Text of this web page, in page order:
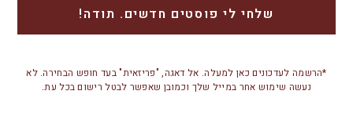
*הרשמה לעדכונים כאן למעלה. אל דאגה, "פריזאית" בעד חופש הבחירה. לא
נעשה שימוש אחר במייל שלך וכמובן שאפשר לבטל רישום בכל עת.